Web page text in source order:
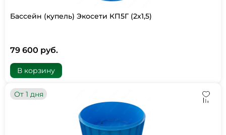
Бассейн (купель) Экосети КП5Г (2х1,5)
79 600 руб.
В корзину
От 1 дня